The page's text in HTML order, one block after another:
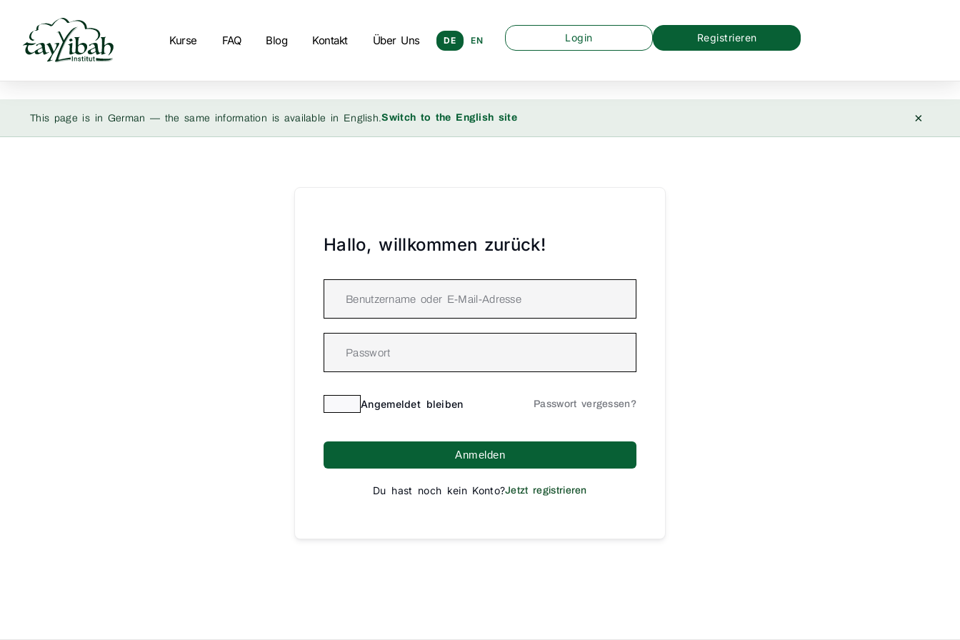
Kurse FAQ Blog Kontakt Über Uns DE EN Login Registrieren
This page is in German — the same information is available in English.Switch to the English site ×
Hallo, willkommen zurück!
Angemeldet bleiben Passwort vergessen?
Anmelden
Du hast noch kein Konto?Jetzt registrieren